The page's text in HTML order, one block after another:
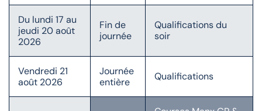
Du lundi 17 au
jeudi 20 août
2026
Fin de
journée
Qualifications du
soir
Vendredi 21
août 2026
Journée
entière
Qualifications